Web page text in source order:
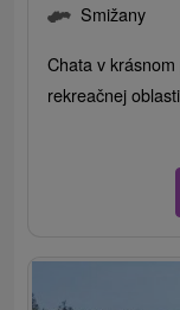
Smižany
Chata v
rekreačnej